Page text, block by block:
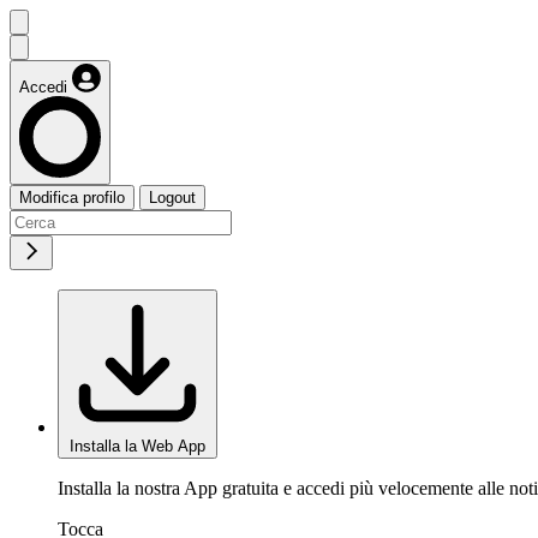
Accedi
Modifica profilo Logout
Installa la Web App
Installa la nostra App gratuita e accedi più velocemente alle
Tocca